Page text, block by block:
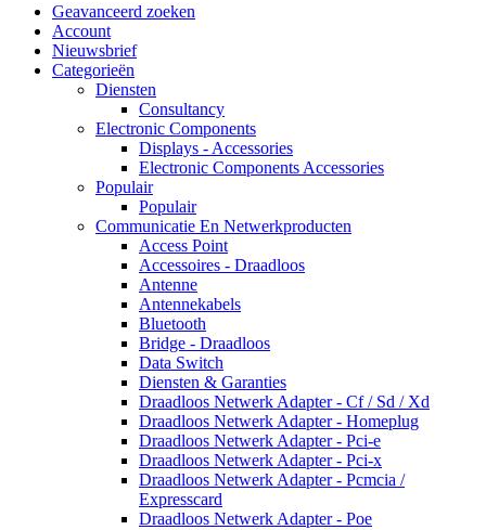
Geavanceerd zoeken
Account
Nieuwsbrief
Categorieën
Diensten
Consultancy
Electronic Components
Displays - Accessories
Electronic Components Accessories
Populair
Populair
Communicatie En Netwerkproducten
Access Point
Accessoires - Draadloos
Antenne
Antennekabels
Bluetooth
Bridge - Draadloos
Data Switch
Diensten & Garanties
Draadloos Netwerk Adapter - Cf / Sd / Xd
Draadloos Netwerk Adapter - Homeplug
Draadloos Netwerk Adapter - Pci-e
Draadloos Netwerk Adapter - Pci-x
Draadloos Netwerk Adapter - Pcmcia /
Expresscard
Draadloos Netwerk Adapter - Poe